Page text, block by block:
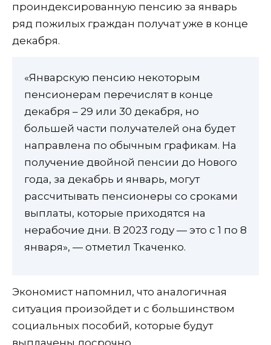
проиндексированную пенсию за январь
ряд пожилых граждан получат уже в конце
декабря.
«Январскую пенсию некоторым
пенсионерам перечислят в конце
декабря – 29 или 30 декабря, но
большей части получателей она будет
направлена по обычным графикам. На
получение двойной пенсии до Нового
года, за декабрь и январь, могут
рассчитывать пенсионеры со сроками
выплаты, которые приходятся на
нерабочие дни. В 2023 году — это с 1 по 8
января», — отметил Ткаченко.
Экономист напомнил, что аналогичная
ситуация произойдет и с большинством
социальных пособий, которые будут
выплачены досрочно.